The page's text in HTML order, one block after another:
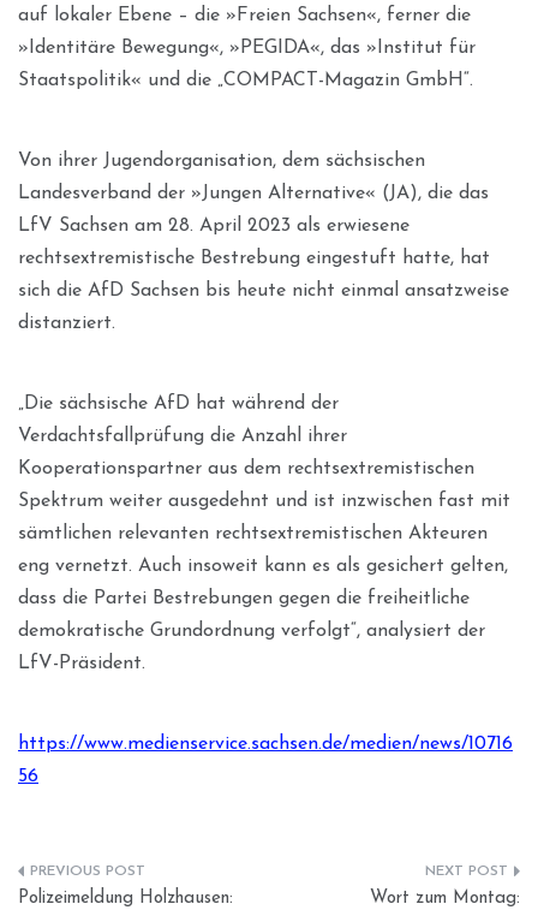
auf lokaler Ebene – die »Freien Sachsen«, ferner die
»Identitäre Bewegung«, »PEGIDA«, das »Institut für
Staatspolitik« und die „COMPACT-Magazin GmbH“.
Von ihrer Jugendorganisation, dem sächsischen
Landesverband der »Jungen Alternative« (JA), die das
LfV Sachsen am 28. April 2023 als erwiesene
rechtsextremistische Bestrebung eingestuft hatte, hat
sich die AfD Sachsen bis heute nicht einmal ansatzweise
distanziert.
„Die sächsische AfD hat während der
Verdachtsfallprüfung die Anzahl ihrer
Kooperationspartner aus dem rechtsextremistischen
Spektrum weiter ausgedehnt und ist inzwischen fast mit
sämtlichen relevanten rechtsextremistischen Akteuren
eng vernetzt. Auch insoweit kann es als gesichert gelten,
dass die Partei Bestrebungen gegen die freiheitliche
demokratische Grundordnung verfolgt“, analysiert der
LfV-Präsident.
https://www.medienservice.sachsen.de/medien/news/10716
56
Beitragsnavigation
Polizeimeldung Holzhausen:
Wort zum Montag: